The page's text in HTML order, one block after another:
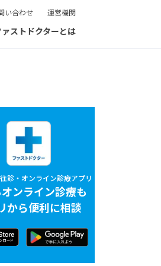
い合わせ 運営機関
ァストドクターとは
診・オンライン診療アプリ
ンライン診療も
から便利に相談